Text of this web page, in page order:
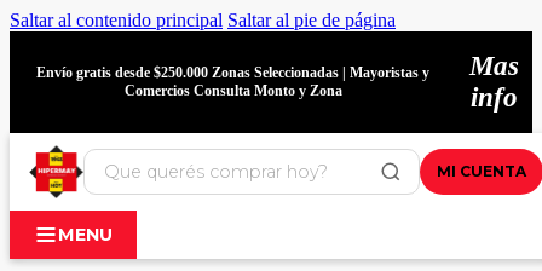
Saltar al contenido principal Saltar al pie de página
Envío gratis desde $250.000 Zonas Seleccionadas | Mayoristas y
Comercios Consulta Monto y Zona
Mas
info
MI CUENTA
MENU